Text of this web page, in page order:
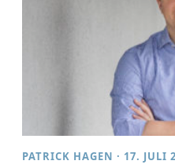
PATRICK HAGEN · 17. JULI